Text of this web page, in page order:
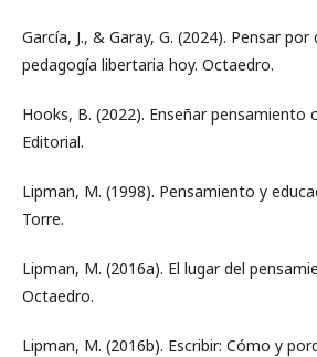
García, J., & Garay, G. (2024). Pensar
pedagogía libertaria hoy. Octaedro.
Hooks, B. (2022). Enseñar pensamiento
Editorial.
Lipman, M. (1998). Pensamiento y
Torre.
Lipman, M. (2016a). El lugar del
Octaedro.
Lipman, M. (2016b). Escribir: Cómo y